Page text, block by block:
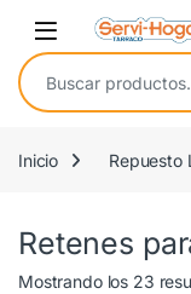
Saltar a navegación
saltar al contenido
Open
Buscar por:
Inicio Repuesto
Retenes
Mostrando los 23